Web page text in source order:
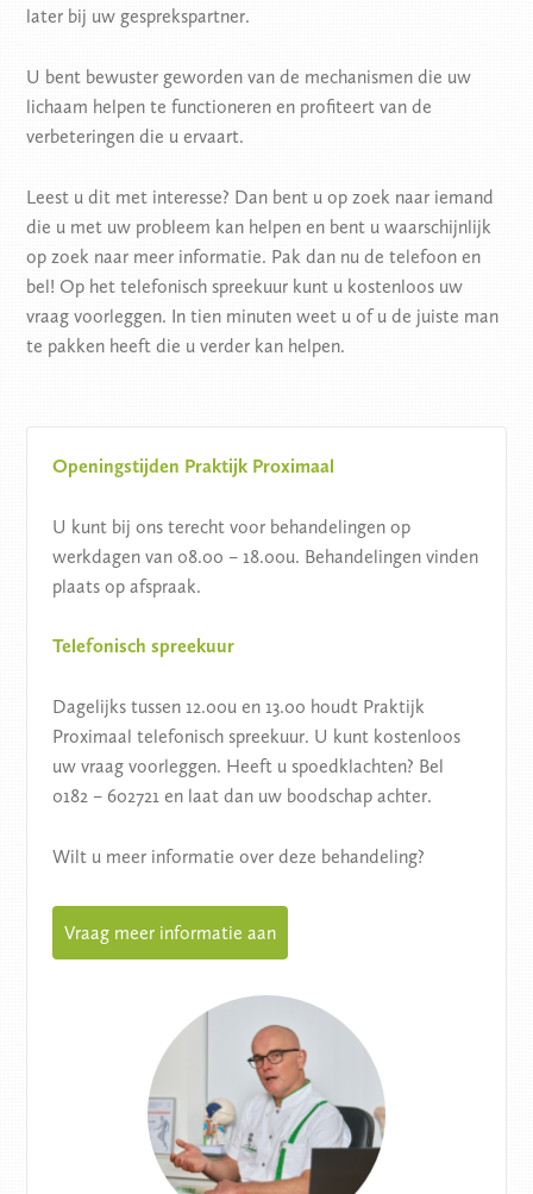
later bij uw gesprekspartner.
U bent bewuster geworden van de mechanismen die uw
lichaam helpen te functioneren en profiteert van de
verbeteringen die u ervaart.
Leest u dit met interesse? Dan bent u op zoek naar iemand
die u met uw probleem kan helpen en bent u waarschijnlijk
op zoek naar meer informatie. Pak dan nu de telefoon en
bel! Op het telefonisch spreekuur kunt u kostenloos uw
vraag voorleggen. In tien minuten weet u of u de juiste man
te pakken heeft die u verder kan helpen.
Openingstijden Praktijk Proximaal
U kunt bij ons terecht voor behandelingen op
werkdagen van 08.00 – 18.00u. Behandelingen vinden
plaats op afspraak.
Telefonisch spreekuur
Dagelijks tussen 12.00u en 13.00 houdt Praktijk
Proximaal telefonisch spreekuur. U kunt kostenloos
uw vraag voorleggen. Heeft u spoedklachten? Bel
0182 – 602721 en laat dan uw boodschap achter.
Wilt u meer informatie over deze behandeling?
Vraag meer informatie aan